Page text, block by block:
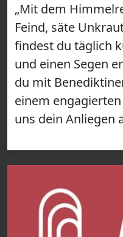
„Mit dem
Feind, säte
findest du täglich
und einen Segen
du mit
einem
uns dein Anliegen